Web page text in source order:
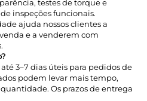
testes de torque e
inspeções funcionais.
ajuda nossos clientes a
e a venderem com
3–7 dias úteis para pedidos de
podem levar mais tempo,
Os prazos de entrega